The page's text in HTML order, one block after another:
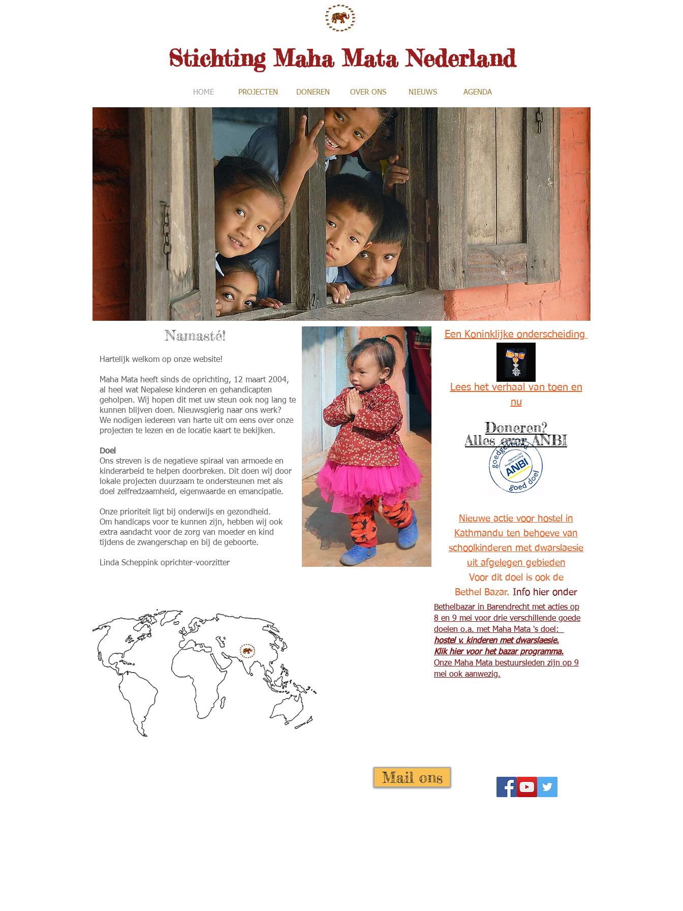
Stichting Maha Mata Nederland
HOME PROJECTEN DONEREN OVER ONS NIEUWS AGENDA
Namasté!
Hartelijk welkom op onze website!
Maha Mata heeft sinds de oprichting, 12 maart 2004,
al heel wat Nepalese kinderen en gehandicapten
geholpen. Wij hopen dit met uw steun ook nog lang te
kunnen blijven doen. Nieuwsgierig naar ons werk?
We nodigen iedereen van harte uit om eens over onze
projecten te lezen en de locatie kaart te bekijken.
Doel
Ons streven is de negatieve spiraal van armoede en
kinderarbeid te helpen doorbreken. Dit doen wij door
lokale projecten duurzaam te ondersteunen met als
doel zelfredzaamheid, eigenwaarde en emancipatie.
Onze prioriteit ligt bij onderwijs en gezondheid.
Om handicaps voor te kunnen zijn, hebben wij ook
extra aandacht voor de zorg van moeder en kind
tijdens de zwangerschap en bij de geboorte.
Linda Scheppink oprichter-voorzitter
Een Koninklijke onderscheiding
Lees het verhaal van toen en
nu
Doneren?
Alles over ANBI
Nieuwe actie voor hostel in
Kathmandu ten behoeve van
schoolkinderen met dwarslaesie
uit afgelegen gebieden
Voor dit doel is ook de
Bethel Bazar. Info hier onder
Bethelbazar in Barendrecht met acties op
8 en 9 mei voor drie verschillende goede
doelen o.a. met Maha Mata 's doel:
hostel v. kinderen met dwarslaesie.
Klik hier voor het bazar programma.
Onze Maha Mata bestuursleden zijn op 9
mei ook aanwezig.
Mail ons